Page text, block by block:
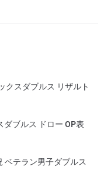
クスダブルス リザルト
ブルス ドロー OP表
ベテラン男子ダブルス